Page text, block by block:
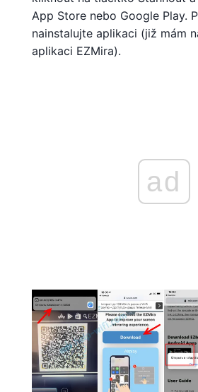
App Store nebo Google Play.
nainstalujte aplikaci (již mám
aplikaci EZMira).
ad